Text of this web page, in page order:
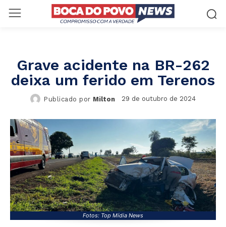
Grave acidente na BR-262
deixa um ferido em Terenos
Publicado por Milton 29 de outubro de 2024
Fotos: Top Mídia News